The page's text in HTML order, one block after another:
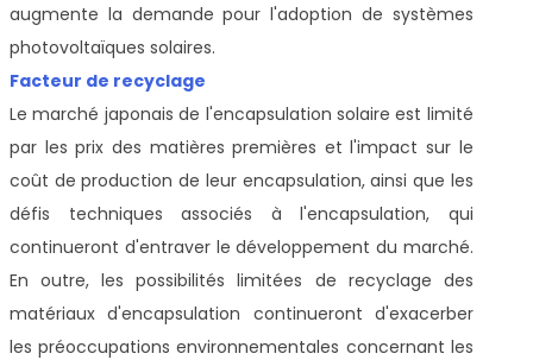
augmente la demande pour l'adoption de systèmes
photovoltaïques solaires.
Facteur de recyclage
Le marché japonais de l'encapsulation solaire est limité
par les prix des matières premières et l'impact sur le
coût de production de leur encapsulation, ainsi que les
défis techniques associés à l'encapsulation, qui
continueront d'entraver le développement du marché.
En outre, les possibilités limitées de recyclage des
matériaux d'encapsulation continueront d'exacerber
les préoccupations environnementales concernant les